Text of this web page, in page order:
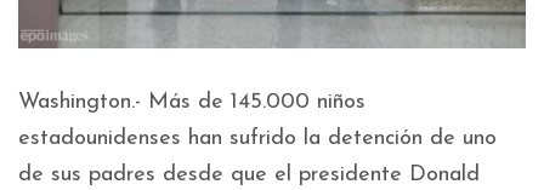
Washington.- Más de 145.000 niños
estadounidenses han sufrido la detención de uno
de sus padres desde que el presidente Donald